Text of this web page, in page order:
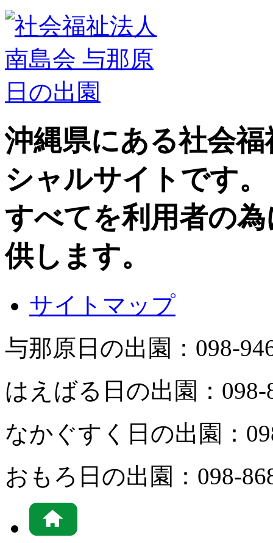
沖縄県にある社会
シャルサイトです。
すべてを利用者の
供します。
サイトマップ
与那原日の出園： 098-
はえばる日の出園： 098-
なかぐすく日の出園：
おもろ日の出園： 098-